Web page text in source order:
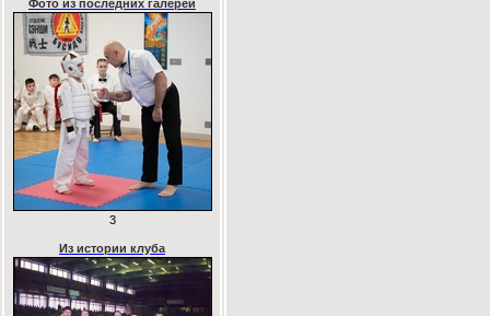
Фото из последних галерей
3
Из истории клуба